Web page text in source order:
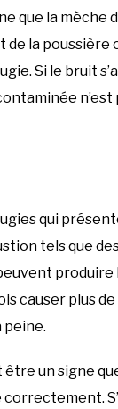
que la mèche
de la poussière
Si le bruit
qui
tels que
produire
causer plus
peine.
un signe